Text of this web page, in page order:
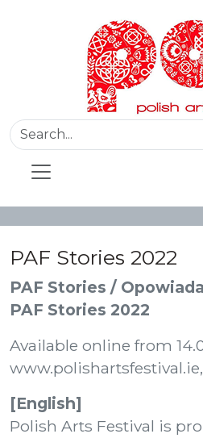
PAF Stories 2022
PAF Stories /
PAF Stories 2022
Available online from
[English]
Polish Arts Festival is